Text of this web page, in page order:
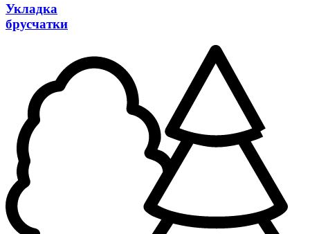
Укладка
брусчатки